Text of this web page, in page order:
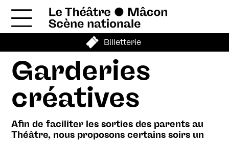
Billetterie
Garderies
créatives
Afin de faciliter les sorties des parents au
Théâtre, nous proposons certains soirs un